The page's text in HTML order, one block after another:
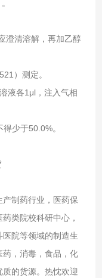
清溶解，再加乙醇
）测定。
液各1μl，注入气相
少于50.0%。
制药行业，医药保
类院校科研中心，
院等领域的制造生
，消毒，食品，化
的货源。热忱欢迎